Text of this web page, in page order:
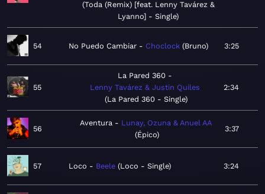
Toda (Remix) [feat. Lenny Tavárez &
Lyanno] - Single
54 No Puedo Cambiar Choclock Bruno 3:25
55
La Pared 360
Lenny Tavárez & Justin Quiles
La Pared 360 - Single
2:34
56
Aventura
Lunay, Ozuna & Anuel AA
Épico
3:37
57 Loco Beele Loco - Single 3:24